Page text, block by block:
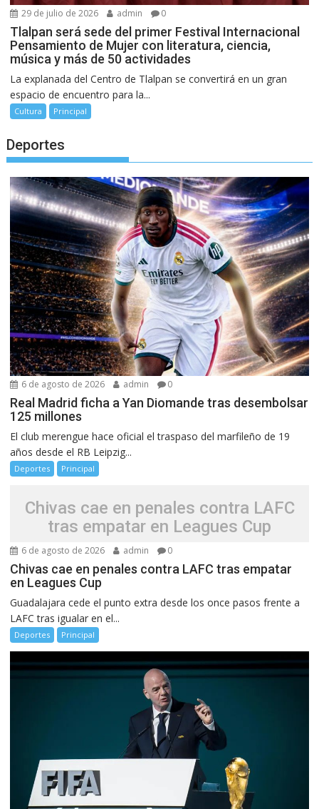
29 de julio de 2026 admin 0
Tlalpan será sede del primer Festival Internacional
Pensamiento de Mujer con literatura, ciencia,
música y más de 50 actividades
La explanada del Centro de Tlalpan se convertirá en un gran
espacio de encuentro para la...
Cultura Principal
Deportes
6 de agosto de 2026 admin 0
Real Madrid ficha a Yan Diomande tras desembolsar
125 millones
El club merengue hace oficial el traspaso del marfileño de 19
años desde el RB Leipzig...
Deportes Principal
Chivas cae en penales contra LAFC
tras empatar en Leagues Cup
6 de agosto de 2026 admin 0
Chivas cae en penales contra LAFC tras empatar
en Leagues Cup
Guadalajara cede el punto extra desde los once pasos frente a
LAFC tras igualar en el...
Deportes Principal